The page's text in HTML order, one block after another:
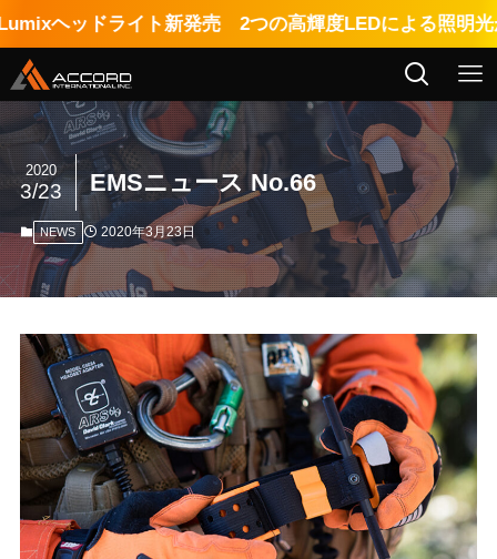
ライト新発売 2つの高輝度LEDによる照明光が影の発
EMSニュース No.66
2020
3/23
NEWS 2020年3月23日